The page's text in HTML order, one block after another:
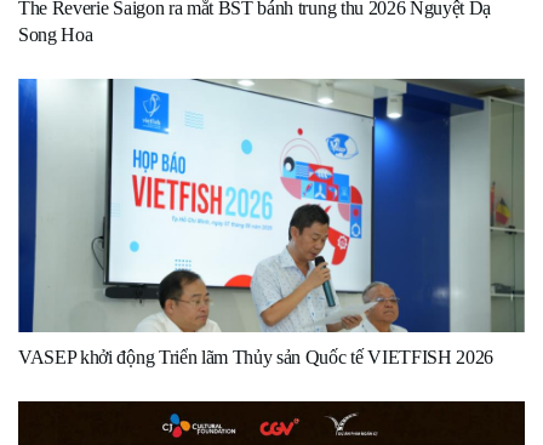
The Reverie Saigon ra mắt BST bánh trung thu 2026 Nguyệt Dạ
Song Hoa
VASEP khởi động Triển lãm Thủy sản Quốc tế VIETFISH 2026